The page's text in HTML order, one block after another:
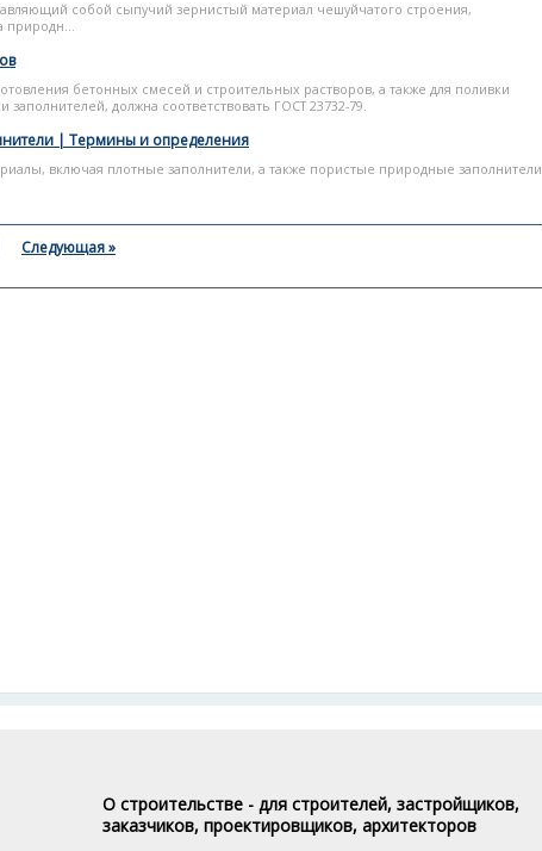
собой сыпучий зернистый материал чешуйчатого строения,
природн...
бетонных смесей и строительных растворов, а также для поливки
должна соответствовать ГОСТ 23732-79.
| Термины и определения
включая плотные заполнители, а также пористые природные заполнители
Следующая »
О строительстве - для строителей, застройщиков,
заказчиков, проектировщиков, архитекторов